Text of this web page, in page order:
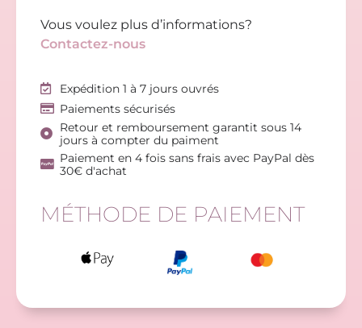
Vous voulez plus d’informations?
Contactez-nous
Expédition 1 à 7 jours ouvrés
Paiements sécurisés
Retour et remboursement garantit sous 14
jours à compter du paiment
Paiement en 4 fois sans frais avec PayPal dès
30€ d'achat
MÉTHODE DE PAIEMENT